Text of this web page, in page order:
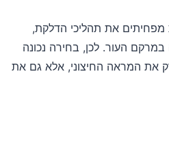
מפחיתים את תהליכי הדלקת,
במרקם העור. לכן, בחירה נכונה
את המראה החיצוני, אלא גם את